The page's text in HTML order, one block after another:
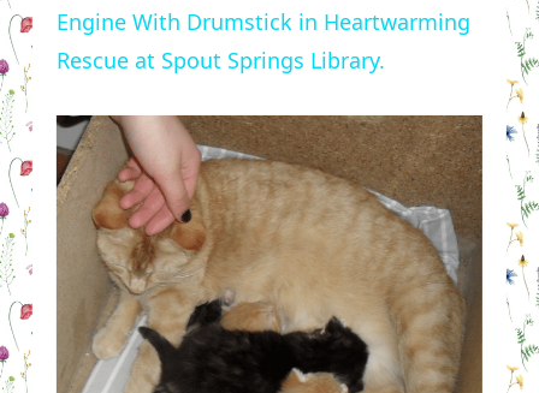
Engine With Drumstick in Heartwarming
Rescue at Spout Springs Library.